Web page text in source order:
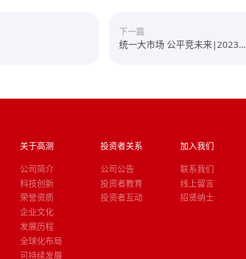
下一篇
统一大市场 公平竞未来|2023年
关于高测
公司简介
科技创新
荣誉资质
企业文化
发展历程
全球化布局
可持续发展
投资者关系
公司公告
投资者教育
投资者互动
加入我们
联系我们
线上留言
招贤纳士